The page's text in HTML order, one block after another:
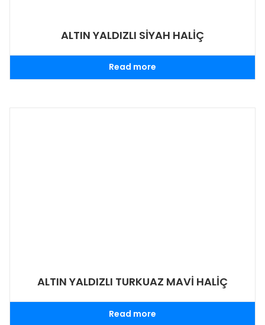
ALTIN YALDIZLI SİYAH HALİÇ
Read more
ALTIN YALDIZLI TURKUAZ MAVİ HALİÇ
Read more